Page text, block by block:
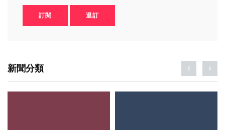
訂閱 退訂
新聞分類